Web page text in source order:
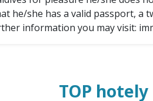
he/she has a valid passport, a
information you may visit:
TOP